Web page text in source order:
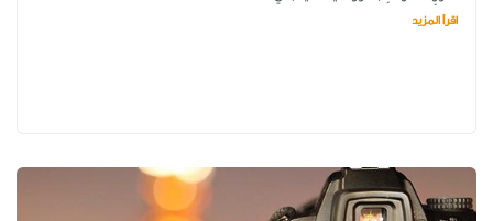
اقرأ المزيد